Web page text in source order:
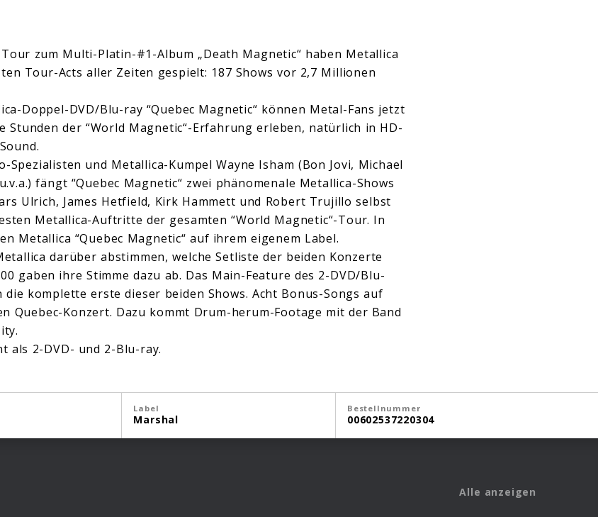
zum Multi-Platin-#1-Album „Death Magnetic“ haben Metallica
Tour-Acts aller Zeiten gespielt: 187 Shows vor 2,7 Millionen
Doppel-DVD/Blu-ray “Quebec Magnetic“ können Metal-Fans jetzt
Stunden der “World Magnetic“-Erfahrung erleben, natürlich in HD-
Spezialisten und Metallica-Kumpel Wayne Isham (Bon Jovi, Michael
fängt “Quebec Magnetic“ zwei phänomenale Metallica-Shows
Ulrich, James Hetfield, Kirk Hammett und Robert Trujillo selbst
Metallica-Auftritte der gesamten “World Magnetic“-Tour. In
Metallica “Quebec Magnetic“ auf ihrem eigenem Label.
darüber abstimmen, welche Setliste der beiden Konzerte
gaben ihre Stimme dazu ab. Das Main-Feature des 2-DVD/Blu-
komplette erste dieser beiden Shows. Acht Bonus-Songs auf
Quebec-Konzert. Dazu kommt Drum-herum-Footage mit der Band
als 2-DVD- und 2-Blu-ray.
Label
Marshal
Bestellnummer
00602537220304
Alle anzeigen